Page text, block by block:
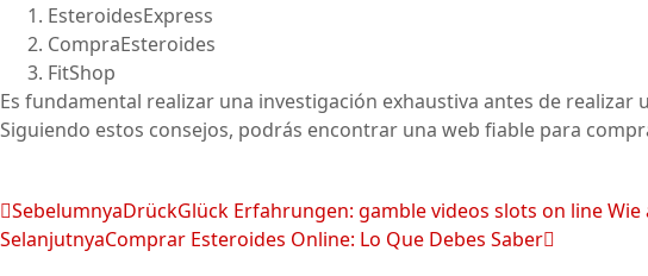
EsteroidesExpress
CompraEsteroides
FitShop
Es fundamental realizar una investigación exhaustiva antes de
Siguiendo estos consejos, podrás encontrar una web fiable para
SebelumnyaDrückGlück Erfahrungen: gamble videos slots on line
SelanjutnyaComprar Esteroides Online: Lo Que Debes Saber